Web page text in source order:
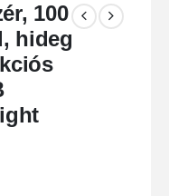
100
hideg